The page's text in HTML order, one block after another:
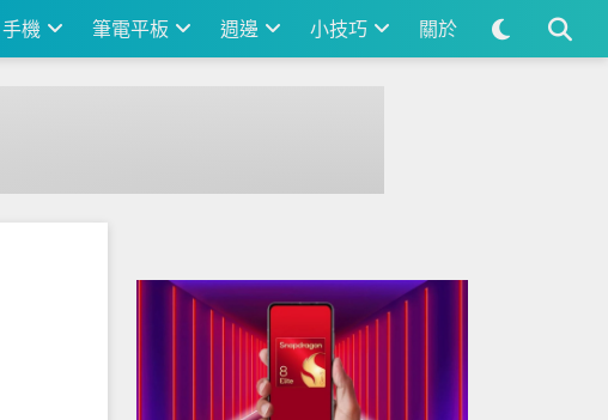
手機 筆電平板 週邊 小技巧 關於